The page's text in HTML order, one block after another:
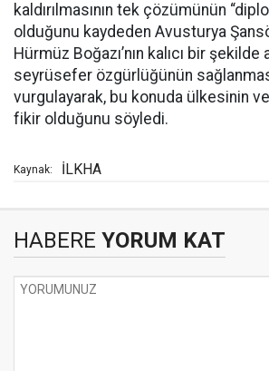
kaldırılmasının tek çözümünün
olduğunu kaydeden Avusturya
Hürmüz Boğazı’nın kalıcı bir şekilde
seyrüsefer özgürlüğünün
vurgulayarak, bu konuda ülkesinin ve
fikir olduğunu söyledi.
Kaynak: İLKHA
HABERE YORUM KAT